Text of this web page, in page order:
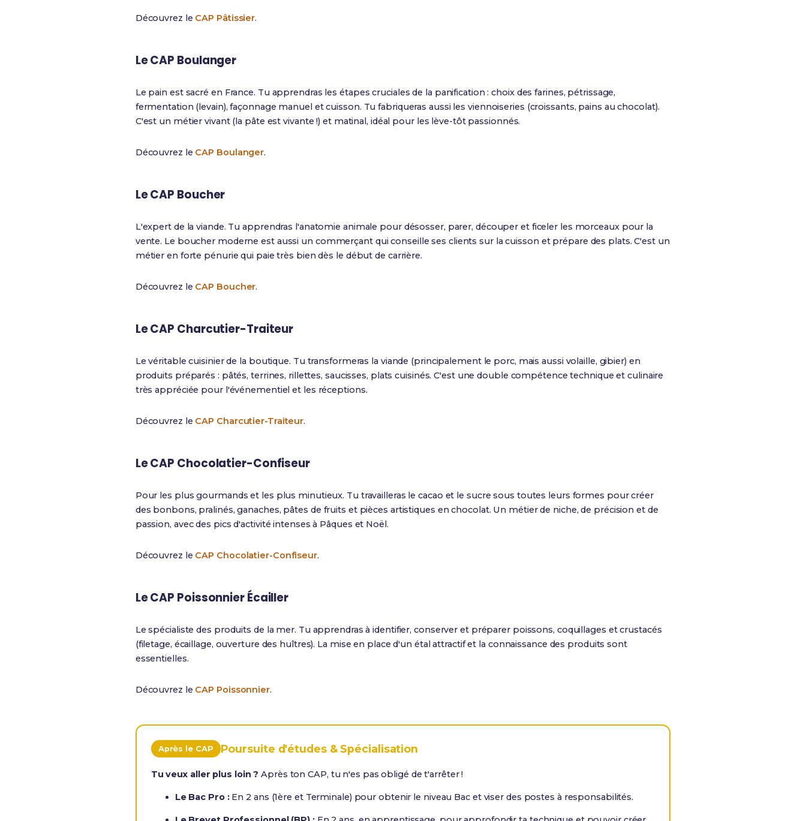
Découvrez le CAP Pâtissier.
Le CAP Boulanger
Le pain est sacré en France. Tu apprendras les étapes cruciales de la panification : choix des farines, pétrissage,
fermentation (levain), façonnage manuel et cuisson. Tu fabriqueras aussi les viennoiseries (croissants, pains au chocolat).
C'est un métier vivant (la pâte est vivante !) et matinal, idéal pour les lève-tôt passionnés.
Découvrez le CAP Boulanger.
Le CAP Boucher
L'expert de la viande. Tu apprendras l'anatomie animale pour désosser, parer, découper et ficeler les morceaux pour la
vente. Le boucher moderne est aussi un commerçant qui conseille ses clients sur la cuisson et prépare des plats. C'est un
métier en forte pénurie qui paie très bien dès le début de carrière.
Découvrez le CAP Boucher.
Le CAP Charcutier-Traiteur
Le véritable cuisinier de la boutique. Tu transformeras la viande (principalement le porc, mais aussi volaille, gibier) en
produits préparés : pâtés, terrines, rillettes, saucisses, plats cuisinés. C'est une double compétence technique et culinaire
très appréciée pour l'événementiel et les réceptions.
Découvrez le CAP Charcutier-Traiteur.
Le CAP Chocolatier-Confiseur
Pour les plus gourmands et les plus minutieux. Tu travailleras le cacao et le sucre sous toutes leurs formes pour créer
des bonbons, pralinés, ganaches, pâtes de fruits et pièces artistiques en chocolat. Un métier de niche, de précision et de
passion, avec des pics d'activité intenses à Pâques et Noël.
Découvrez le CAP Chocolatier-Confiseur.
Le CAP Poissonnier Écailler
Le spécialiste des produits de la mer. Tu apprendras à identifier, conserver et préparer poissons, coquillages et crustacés
(filetage, écaillage, ouverture des huîtres). La mise en place d'un étal attractif et la connaissance des produits sont
essentielles.
Découvrez le CAP Poissonnier.
Après le CAP Poursuite d'études & Spécialisation
Tu veux aller plus loin ? Après ton CAP, tu n'es pas obligé de t'arrêter !
Le Bac Pro :En 2 ans (1ère et Terminale) pour obtenir le niveau Bac et viser des postes à responsabilités.